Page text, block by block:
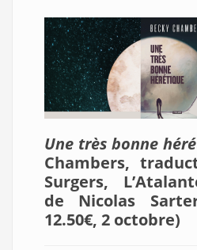
Une très bonne
Chambers,
Surgers,
de Nicolas
12.50€, 2 octobre)